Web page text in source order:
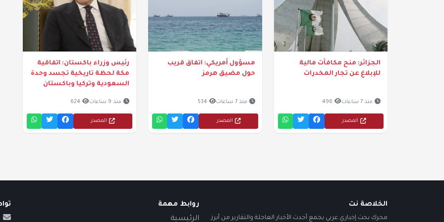
الجزائر: منح مكافآت مالية
للإبلاغ عن تجار المخدرات
منذ 7 ساعات 496
المصدر
مسؤول أمريكي: اتفاق قريب
حول مضيق هرمز
منذ 7 ساعات 534
المصدر
رئيس وزراء باكستان: اتفاقية
مكة لحظة تاريخية تجسد وحدة
السعودية وتركيا وباكستان
منذ 9 ساعات 624
المصدر
الخلاصة نت
محرك بحث إخباري عربي يجمع أحدث الأخبار العاجلة والتقارير من أبرز
روابط مهمة
الرئيسية